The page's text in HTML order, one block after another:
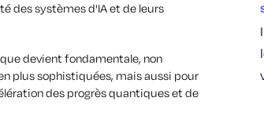
des systèmes d'IA et de leurs
devient fondamentale, non
plus sophistiquées, mais aussi pour
des progrès quantiques et de